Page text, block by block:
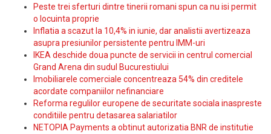
Peste trei sferturi dintre tinerii romani spun ca nu isi permit
o locuinta proprie
Inflatia a scazut la 10,4% in iunie, dar analistii avertizeaza
asupra presiunilor persistente pentru IMM-uri
IKEA deschide doua puncte de servicii in centrul comercial
Grand Arena din sudul Bucurestiului
Imobiliarele comerciale concentreaza 54% din creditele
acordate companiilor nefinanciare
Reforma regulilor europene de securitate sociala inaspreste
conditiile pentru detasarea salariatilor
NETOPIA Payments a obtinut autorizatia BNR de institutie